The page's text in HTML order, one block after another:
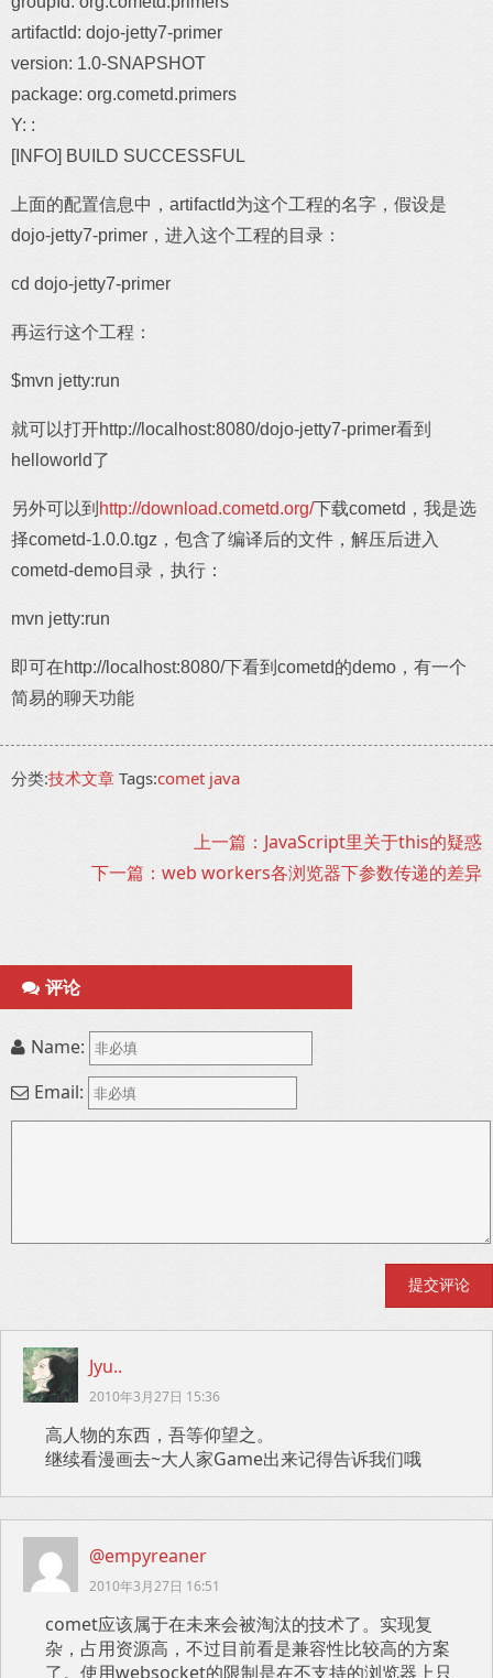
artifactId: dojo-jetty7-primer
version: 1.0-SNAPSHOT
package: org.cometd.primers
Y: :
[INFO] BUILD SUCCESSFUL
上面的配置信息中，artifactId为这个工程的名字，假设是
dojo-jetty7-primer，进入这个工程的目录：
cd dojo-jetty7-primer
再运行这个工程：
$mvn jetty:run
就可以打开http://localhost:8080/dojo-jetty7-primer看到
helloworld了
另外可以到 http://download.cometd.org/下载cometd，我是选
择cometd-1.0.0.tgz，包含了编译后的文件，解压后进入
cometd-demo目录，执行：
mvn jetty:run
即可在http://localhost:8080/下看到cometd的demo，有一个
简易的聊天功能
分类:技术文章 Tags:comet java
上一篇：JavaScript里关于this的疑惑
下一篇：web workers各浏览器下参数传递的差异
评论
Name:
Email:
Jyu..
2010年3月27日 15:36
高人物的东西，吾等仰望之。
继续看漫画去~大人家Game出来记得告诉我们哦
@empyreaner
2010年3月27日 16:51
comet应该属于在未来会被淘汰的技术了。实现复
杂，占用资源高，不过目前看是兼容性比较高的方案
了。使用websocket的限制是在不支持的浏览器上只